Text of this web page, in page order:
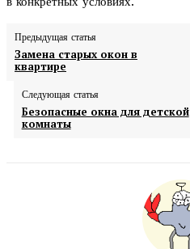
Предыдущая статья
Замена старых окон в
квартире
Следующая статья
Безопасные окна для детской
комнаты